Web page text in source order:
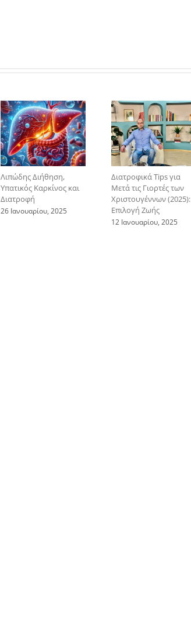
Λιπώδης Διήθηση,
Υπατικός Καρκίνος και
Διατροφή
26 Ιανουαρίου, 2025
Διατροφικά Tips για
Μετά τις Γιορτές των
Χριστουγέννων (2025):
Επιλογή Ζωής
12 Ιανουαρίου, 2025